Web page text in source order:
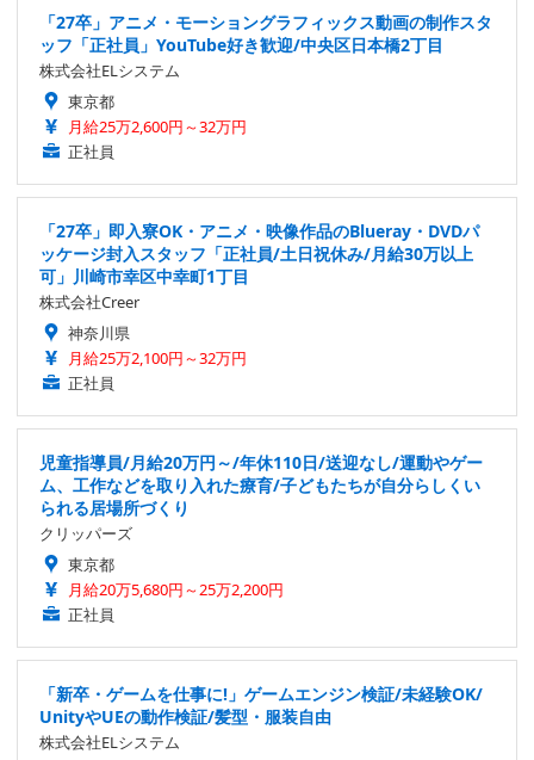
「27卒」アニメ・モーショングラフィックス動画の制作スタ
ッフ「正社員」YouTube好き歓迎/中央区日本橋2丁目
株式会社ELシステム
東京都
月給25万2,600円～32万円
正社員
「27卒」即入寮OK・アニメ・映像作品のBlueray・DVDパ
ッケージ封入スタッフ「正社員/土日祝休み/月給30万以上
可」川崎市幸区中幸町1丁目
株式会社Creer
神奈川県
月給25万2,100円～32万円
正社員
児童指導員/月給20万円～/年休110日/送迎なし/運動やゲー
ム、工作などを取り入れた療育/子どもたちが自分らしくい
られる居場所づくり
クリッパーズ
東京都
月給20万5,680円～25万2,200円
正社員
「新卒・ゲームを仕事に!」ゲームエンジン検証/未経験OK/
UnityやUEの動作検証/髪型・服装自由
株式会社ELシステム